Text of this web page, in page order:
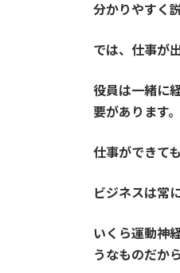
分かりやすく
では、仕事が
役員は一緒に
要があります。
仕事ができて
ビジネスは常
いくら運動神
うなものだから